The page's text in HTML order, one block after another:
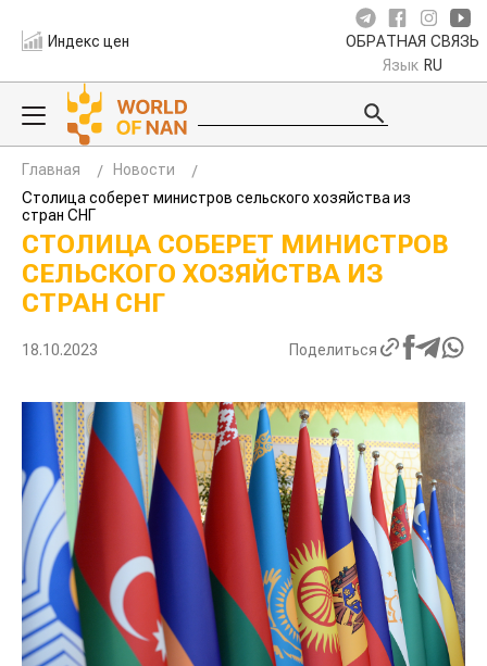
Индекс цен ОБРАТНАЯ СВЯЗЬ
Язык RU
Главная
Новости
Столица соберет министров сельского хозяйства из
стран СНГ
СТОЛИЦА СОБЕРЕТ МИНИСТРОВ
СЕЛЬСКОГО ХОЗЯЙСТВА ИЗ
СТРАН СНГ
18.10.2023 Поделиться